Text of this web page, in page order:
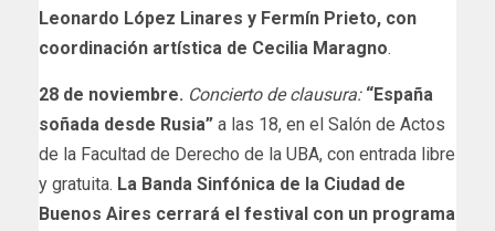
Leonardo López Linares y Fermín Prieto, con
coordinación artística de Cecilia Maragno.
28 de noviembre. Concierto de clausura: “España
soñada desde Rusia” a las 18, en el Salón de Actos
de la Facultad de Derecho de la UBA, con entrada libre
y gratuita. La Banda Sinfónica de la Ciudad de
Buenos Aires cerrará el festival con un programa